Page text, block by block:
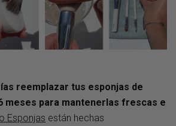
reemplazar tus esponjas de
meses para mantenerlas frescas e
Esponjas están hechas